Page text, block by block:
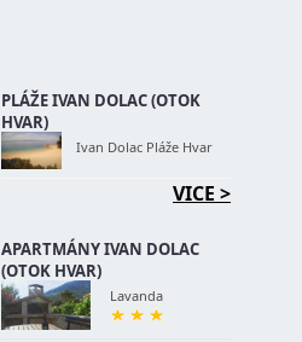
PLÁŽE IVAN DOLAC (OTOK
HVAR)
Ivan Dolac Pláže Hvar
VICE >
APARTMÁNY IVAN DOLAC
(OTOK HVAR)
Lavanda